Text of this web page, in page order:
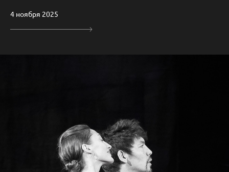
4 ноября 2025